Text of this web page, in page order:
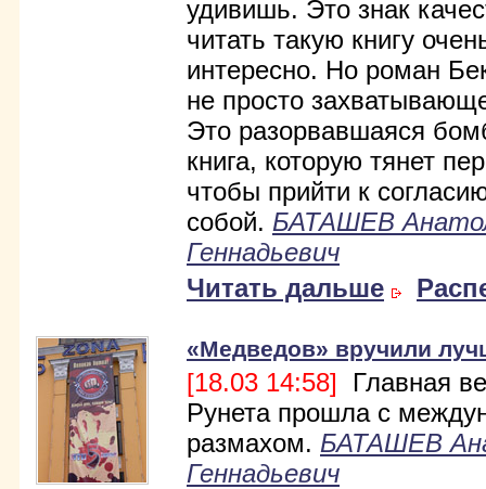
удивишь. Это знак
читать такую книгу
интересно. Но роман
не просто
Это разорвавшаяся
книга, которую тянет
чтобы прийти к
собой. БАТАШЕВ
Геннадьевич
Читать дальше
«Медведов» вручили
[18.03 14:58] Главная
Рунета прошла с
размахом. БАТАШЕВ
Геннадьевич